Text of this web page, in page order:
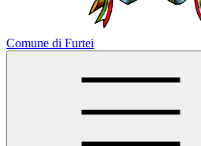
Comune di Furtei